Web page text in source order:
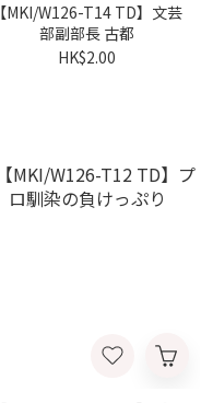
【MKI/W126-T14 TD】文芸
部副部長 古都
HK$2.00